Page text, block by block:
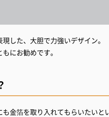
した、大胆で力強いデザイン。
にお勧めです。
も金箔を取り入れてもらいたい